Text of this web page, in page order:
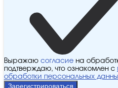
Выражаю согласие на
подтверждаю, что ознакомлен с
обработки персональных
Зарегистрироваться